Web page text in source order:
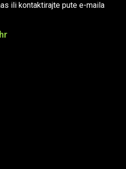
ili kontaktirajte pute e-maila